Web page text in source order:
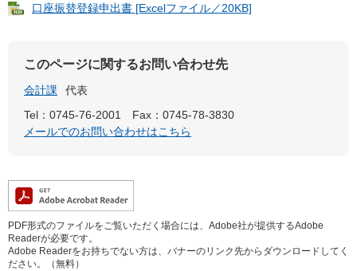
口座振替登録申出書 [Excelファイル／20KB]
このページに関するお問い合わせ先
会計課
代表
Tel：0745-76-2001
Fax：0745-78-3830
メールでのお問い合わせはこちら
PDF形式のファイルをご覧いただく場合には、Adobe社が提供するAdobe
Readerが必要です。
Adobe Readerをお持ちでない方は、バナーのリンク先からダウンロードしてく
ださい。（無料）